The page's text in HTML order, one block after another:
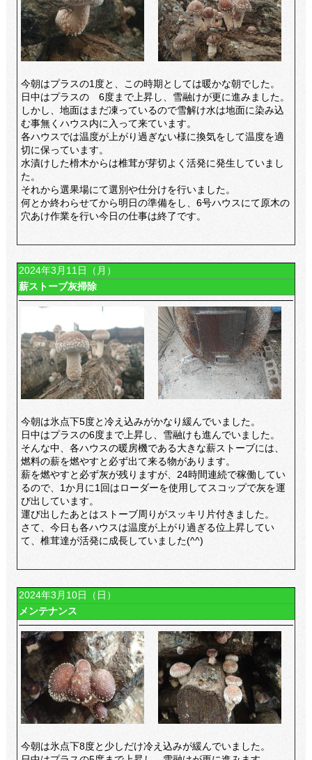
今朝はプラスの1度と、この時期としては暖かな朝でした。
日中はプラスの 6度まで上昇し、雪融けが更に進みました。
しかし、地面はまだ凍っているので雪解け水は地面に染み込
む事無くハウス内に入って来ています。
各ハウスでは温度が上がり過ぎない様に換気をして温度を適
切に保っています。
水漬けした榾木からは椎茸が芽切よく活発に発生していまし
た。
それから選果場にて選別や仕分けを行いました。
何とか終わらせてから明日の準備をし、6号ハウスにて原木の
穴あけ作業を行い今日の仕事は終了です。
2024年3月11日（月）
薪ストーブ灰掃除
今朝は氷点下5度と冷え込みがかなり緩んでいました。
日中はプラスの6度まで上昇し、雪融けも進んでいました。
そんな中、各ハウスの暖房機である大きな薪ストーブには、
燃料の薪を燃やすと必ず出て来る物があります。
薪を燃やすと必ず灰が残りますが、24時間連続で稼働してい
るので、1か月に1回はローダーを使用してスコップで灰を運
び出しています。
運び出したあとはストーブ周りがスッキリ片付きました。
さて、今日も各ハウスは温度が上がり過ぎる位上昇してい
て、椎茸達が活発に成長していました(^^)
2024年3月10日（日）
メンテナンス
今朝は氷点下8度と少しだけ冷え込みが緩んでいました。